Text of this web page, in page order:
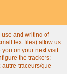
use and writing of
text files) allow us
you on your next visit
the trackers:
autre-traceurs/que-